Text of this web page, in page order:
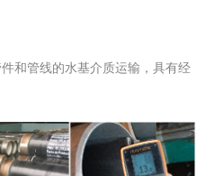
和管线的水基介质运输，具有经